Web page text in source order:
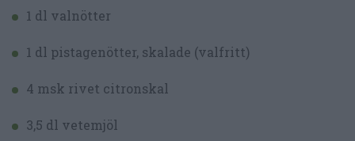
1 dl valnötter
1 dl pistagenötter, skalade (valfritt)
4 msk rivet citronskal
3,5 dl vetemjöl